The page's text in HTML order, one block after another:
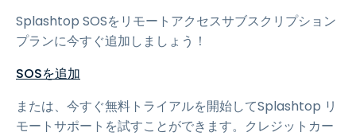
Splashtop SOSをリモートアクセスサブスクリプション
プランに今すぐ追加しましょう！
SOSを追加
または、今すぐ無料トライアルを開始してSplashtop リ
モートサポートを試すことができます。クレジットカー